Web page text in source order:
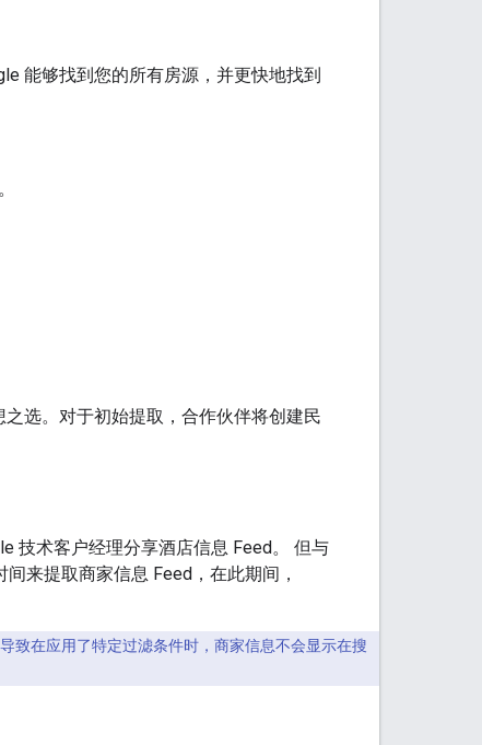
能够找到您的所有房源，并更快地找到
。
选。对于初始提取，合作伙伴将创建民
技术客户经理分享酒店信息 Feed。 但与
来提取商家信息 Feed，在此期间，
致在应用了特定过滤条件时，商家信息不会显示在搜